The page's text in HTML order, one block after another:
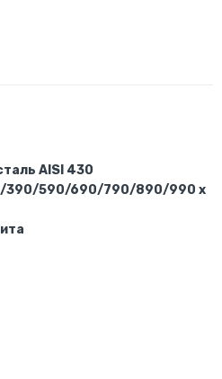
AISI 430
390/590/690/790/890/990 х